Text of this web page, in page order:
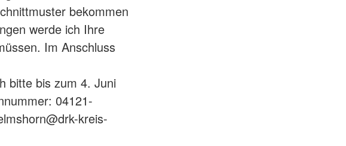
bekommen
werde ich Ihre
Im Anschluss
bitte bis zum 4. Juni
04121-
kreis-